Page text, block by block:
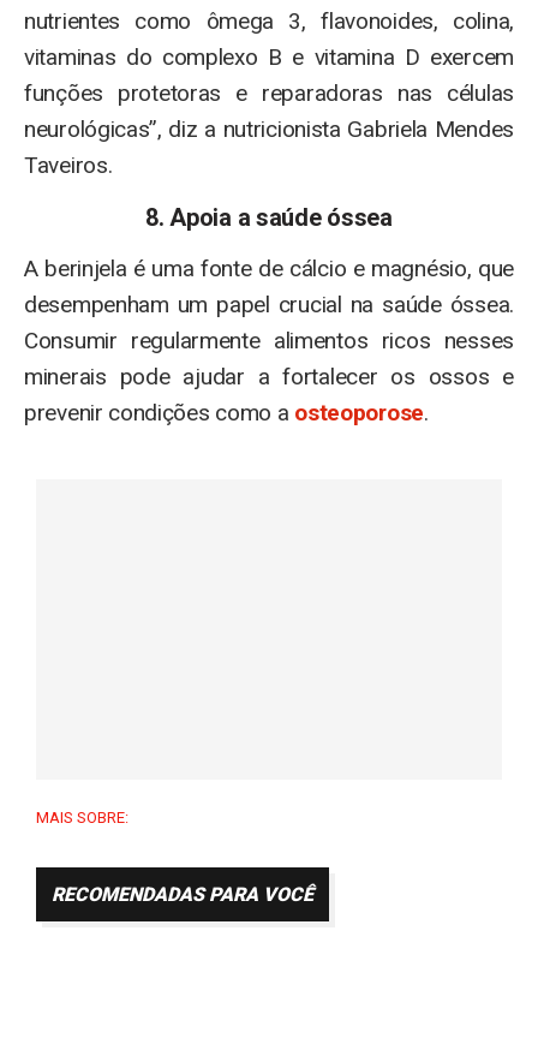
nutrientes como ômega 3, flavonoides, colina,
vitaminas do complexo B e vitamina D exercem
funções protetoras e reparadoras nas células
neurológicas”, diz a nutricionista Gabriela Mendes
Taveiros.
8. Apoia a saúde óssea
A berinjela é uma fonte de cálcio e magnésio, que
desempenham um papel crucial na saúde óssea.
Consumir regularmente alimentos ricos nesses
minerais pode ajudar a fortalecer os ossos e
prevenir condições como a osteoporose.
MAIS SOBRE:
RECOMENDADAS PARA VOCÊ